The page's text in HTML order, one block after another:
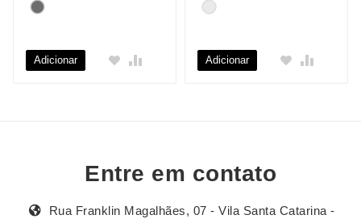
Adicionar Adicionar
Entre em contato
Rua Franklin Magalhães, 07 - Vila Santa Catarina -